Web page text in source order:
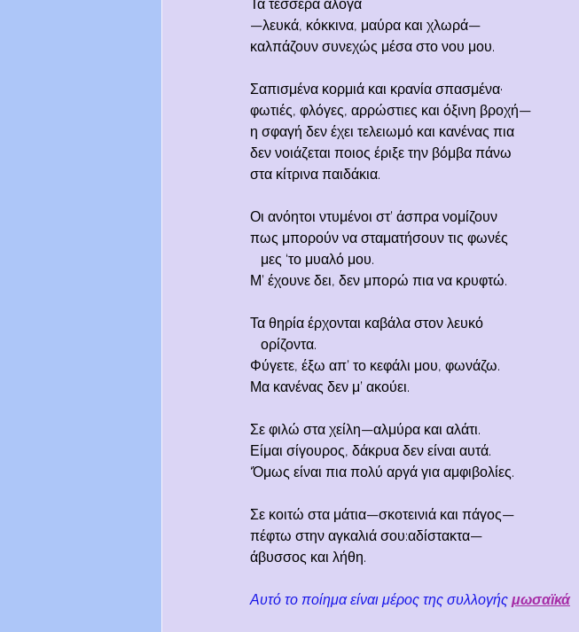
Τα τέσσερα άλογα
—λευκά, κόκκινα, μαύρα και χλωρά—
καλπάζουν συνεχώς μέσα στο νου μου.
Σαπισμένα κορμιά και κρανία σπασμένα·
φωτιές, φλόγες, αρρώστιες και όξινη βροχή—
η σφαγή δεν έχει τελειωμό και κανένας πια
δεν νοιάζεται ποιος έριξε την βόμβα πάνω
στα κίτρινα παιδάκια.
Οι ανόητοι ντυμένοι στ’ άσπρα νομίζουν
πως μπορούν να σταματήσουν τις φωνές
   μες ‘το μυαλό μου.
Μ’ έχουνε δει, δεν μπορώ πια να κρυφτώ.
Τα θηρία έρχονται καβάλα στον λευκό
   ορίζοντα.
Φύγετε, έξω απ’ το κεφάλι μου, φωνάζω.
Μα κανένας δεν μ’ ακούει.
Σε φιλώ στα χείλη—αλμύρα και αλάτι.
Είμαι σίγουρος, δάκρυα δεν είναι αυτά.
‘Όμως είναι πια πολύ αργά για αμφιβολίες.
Σε κοιτώ στα μάτια—σκοτεινιά και πάγος—
πέφτω στην αγκαλιά σου:αδίστακτα—
άβυσσος και λήθη.
Αυτό το ποίημα είναι μέρος της συλλογής μωσαϊκά